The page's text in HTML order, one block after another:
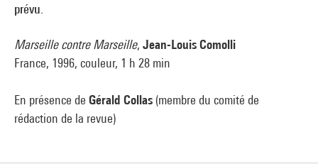
prévu.
Marseille contre Marseille, Jean-Louis Comolli
France, 1996, couleur, 1 h 28 min
En présence de Gérald Collas (membre du comité de
rédaction de la revue)